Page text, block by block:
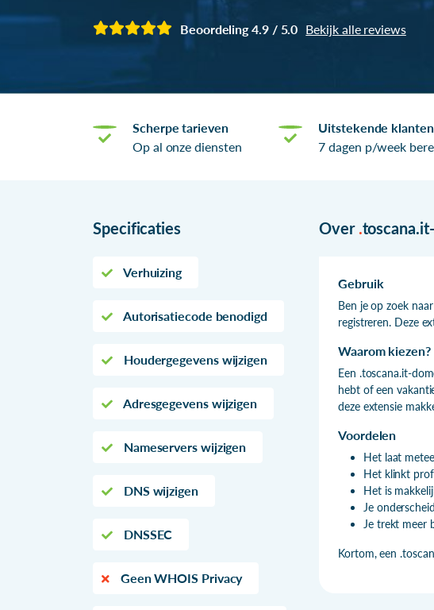
Beoordeling 4.9 / 5.0 Bekijk alle reviews
Scherpe tarieven
Op al onze diensten
Uitstekende
7 dagen p/week
Specificaties
Verhuizing
Autorisatiecode benodigd
Houdergegevens wijzigen
Adresgegevens wijzigen
Nameservers wijzigen
DNS wijzigen
DNSSEC
Geen WHOIS Privacy
Over .
Gebruik
Ben je op zoek
registreren. Deze
Waarom kiezen?
Een .toscana.it-
hebt of een
deze extensie
Voordelen
Het laat
Het klinkt
Het is
Je
Je trekt meer
Kortom, een